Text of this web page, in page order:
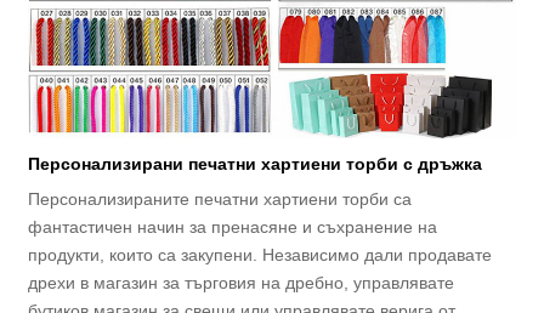
Персонализирани печатни хартиени торби с дръжка
Персонализираните печатни хартиени торби са
фантастичен начин за пренасяне и съхранение на
продукти, които са закупени. Независимо дали продавате
дрехи в магазин за търговия на дребно, управлявате